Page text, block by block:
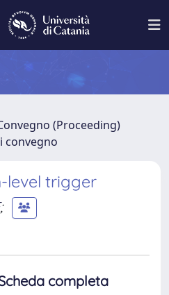
(Proceeding)
convegno
level trigger
;
completa